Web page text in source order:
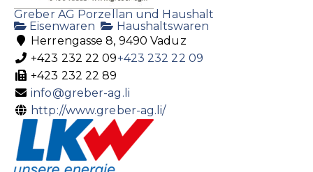
Greber AG Porzellan und Haushalt
Eisenwaren
Haushaltswaren
Herrengasse 8, 9490 Vaduz
+423 232 22 09+423 232 22 09
+423 232 22 89
info@greber-ag.li
http://www.greber-ag.li/